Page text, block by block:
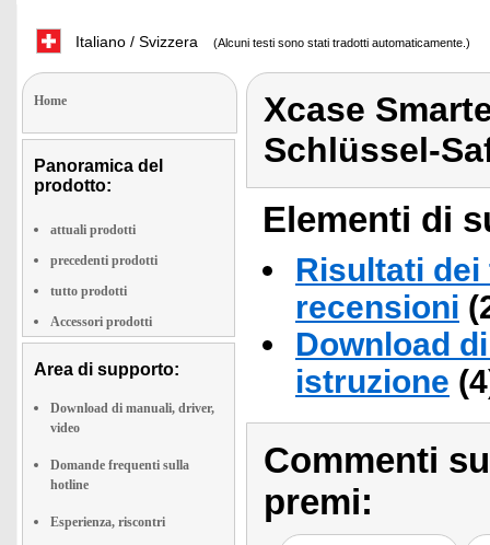
Italiano / Svizzera (Alcuni testi sono stati tradotti automaticamente.)
Home
Panoramica del
prodotto:
attuali prodotti
precedenti prodotti
tutto prodotti
Accessori prodotti
Area di supporto:
Download di manuali, driver,
video
Domande frequenti sulla
hotline
Esperienza, riscontri
Xcase
Schlüssel-
Elementi di
Risultati
recensioni
Download
istruzione
Commenti
premi: